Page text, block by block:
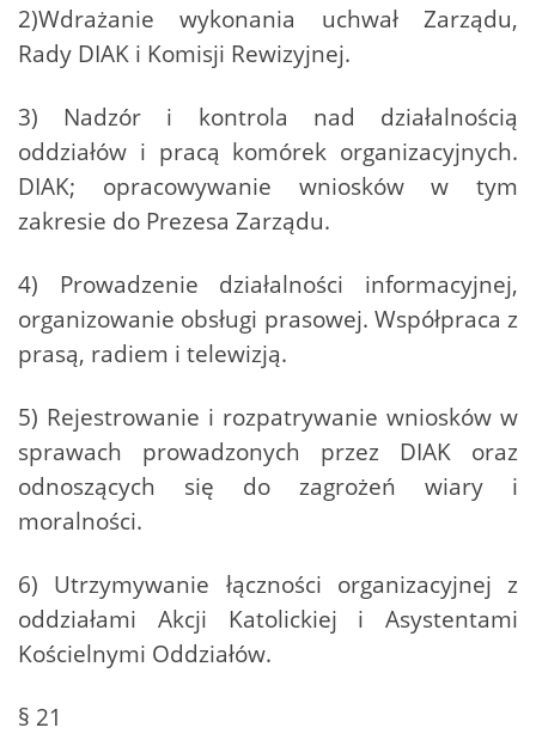
2)Wdrażanie wykonania uchwał Zarządu,
Rady DIAK i Komisji Rewizyjnej.
3) Nadzór i kontrola nad działalnością
oddziałów i pracą komórek organizacyjnych.
DIAK; opracowywanie wniosków w tym
zakresie do Prezesa Zarządu.
4) Prowadzenie działalności informacyjnej,
organizowanie obsługi prasowej. Współpraca z
prasą, radiem i telewizją.
5) Rejestrowanie i rozpatrywanie wniosków w
sprawach prowadzonych przez DIAK oraz
odnoszących się do zagrożeń wiary i
moralności.
6) Utrzymywanie łączności organizacyjnej z
oddziałami Akcji Katolickiej i Asystentami
Kościelnymi Oddziałów.
§ 21